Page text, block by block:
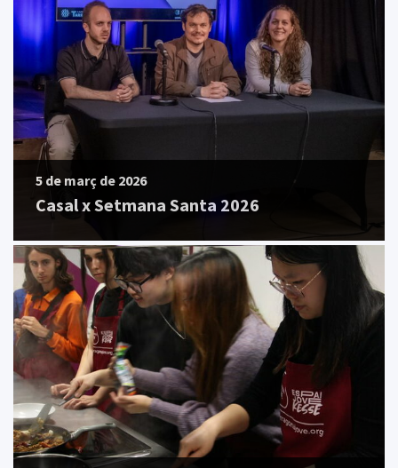
5 de març de 2026
Casal x Setmana Santa 2026